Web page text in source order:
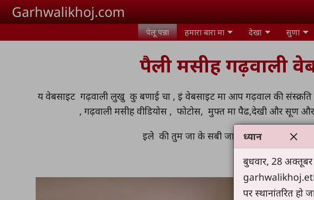
Skip to main content
Garhwalikhoj.com
पेलू पन्ना हमारा बारा मा देखा सुणा
पैली मसीह गढ़वाली
य वेबसाइट गढ़वाली लुखु कु बणाई चा , इं वेबसाइट मा आप गढ़वाल की संस्क्रति
, गढ़वाली मसीह वीडियोस , फोटोस, मुफ्त मा पैढ,देखी और सूण
इले की तुम जा के सबी जातियों का लुखुं ते चेला
{
ध्यान
बुधवार, 28
पर स्थानांतरित हो